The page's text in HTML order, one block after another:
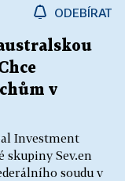
ODEBÍRAT
v
Investment
skupiny Sev.en
soudu v